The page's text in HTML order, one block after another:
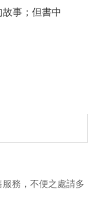
事；但書中
務，不便之處請多